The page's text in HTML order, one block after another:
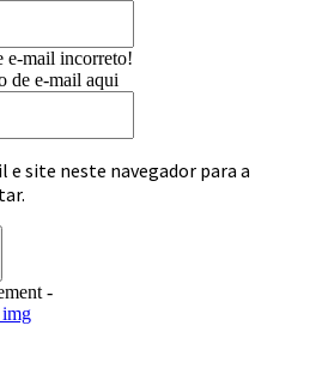
e-mail incorreto!
de e-mail aqui
e site neste navegador para a
-